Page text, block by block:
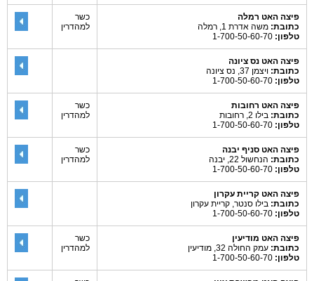
פיצה האט רמלה
כתובת: משה אדרת 1, רמלה
טלפון:
כשר
למהדרין
פיצה האט נס ציונה
כתובת: ויצמן 37, נס ציונה
טלפון:
פיצה האט רחובות
כתובת: בילו 2, רחובות
טלפון:
כשר
למהדרין
פיצה האט סניף יבנה
כתובת: הנחשול 22, יבנה
טלפון:
כשר
למהדרין
פיצה האט קריית עקרון
כתובת: בילו סנטר, קריית עקרון
טלפון:
פיצה האט מודיעין
כתובת: עמק החולה 32, מודיעין
טלפון:
כשר
למהדרין